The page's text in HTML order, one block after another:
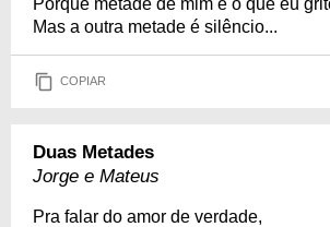
Mas a outra metade é silêncio...
COPIAR
Duas Metades
Jorge e Mateus
Pra falar do amor de verdade,